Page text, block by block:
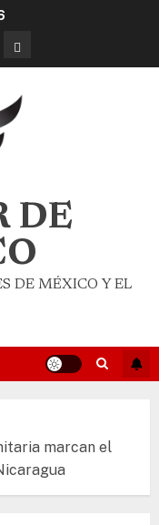
DE
DE MÉXICO Y EL
marcan el